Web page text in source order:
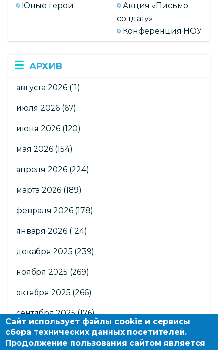
Юные герои
Акция «Письмо
солдату»
Конференция НОУ
АРХИВ
августа 2026 (11)
июля 2026 (67)
июня 2026 (120)
мая 2026 (154)
апреля 2026 (224)
марта 2026 (189)
февраля 2026 (178)
января 2026 (124)
декабря 2025 (239)
ноября 2025 (269)
октября 2025 (266)
сентября 2025(176)
августа 2025(2)
Сайт использует файлы cookie и сервисы
сбора технических данных посетителей.
Продолжение пользования сайтом является